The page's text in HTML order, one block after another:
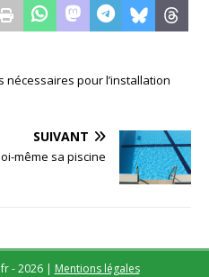
nécessaires pour l’installation
SUIVANT
même sa piscine
- 2026 | Mentions légales